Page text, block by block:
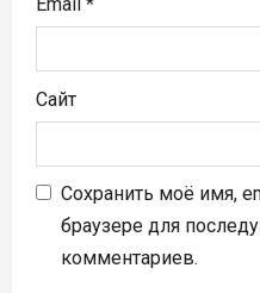
Сайт
Сохранить моё имя,
браузере для
комментариев.